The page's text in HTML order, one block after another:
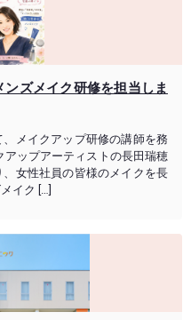
ズメイク研修を担当しま
メイクアップ研修の講師を務
ップアーティストの長田瑞穂
女性社員の皆様のメイクを長
イク […]